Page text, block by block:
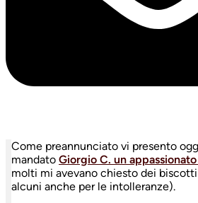
Come preannunciato vi presento
mandato Giorgio C. un
molti mi avevano chiesto dei
alcuni anche per le intolleranze).